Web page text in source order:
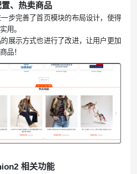
、热卖商品
步完善了首页模块的布局设计，使得
用。
展示方式也进行了改进，让用户更加
品！
相关功能